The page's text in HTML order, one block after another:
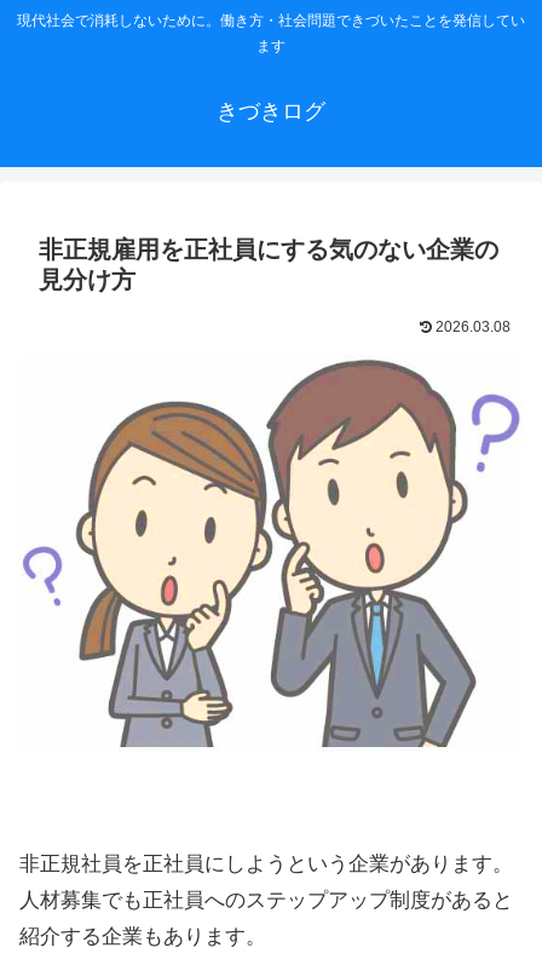
現代社会で消耗しないために。働き方・社会問題できづいたことを発信してい
ます
きづきログ
非正規雇用を正社員にする気のない企業の
見分け方
2026.03.08
非正規社員を正社員にしようという企業があります。
人材募集でも正社員へのステップアップ制度があると
紹介する企業もあります。